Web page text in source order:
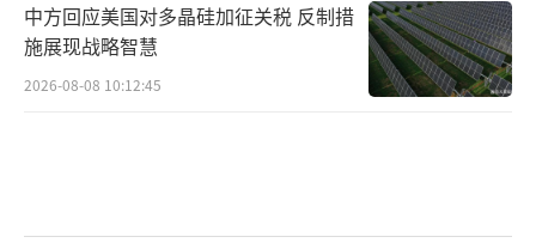
中方回应美国对多晶硅加征关税 反制措
施展现战略智慧
2026-08-08 10:12:45